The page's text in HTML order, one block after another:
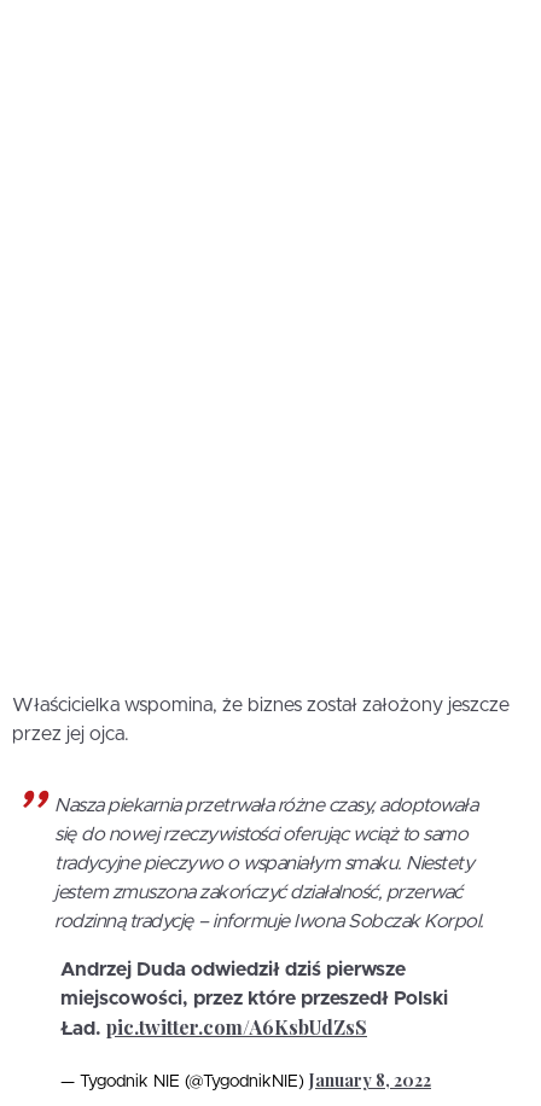
Właścicielka wspomina, że biznes został założony jeszcze
przez jej ojca.
Nasza piekarnia przetrwała różne czasy, adoptowała
się do nowej rzeczywistości oferując wciąż to samo
tradycyjne pieczywo o wspaniałym smaku. Niestety
jestem zmuszona zakończyć działalność, przerwać
rodzinną tradycję – informuje Iwona Sobczak Korpol.
Andrzej Duda odwiedził dziś pierwsze
miejscowości, przez które przeszedł Polski
Ład. pic.twitter.com/A6KsbUdZsS
— Tygodnik NIE (@TygodnikNIE) January 8, 2022